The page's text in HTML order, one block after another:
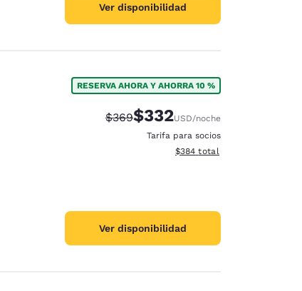
Ver disponibilidad
RESERVA AHORA Y AHORRA 10 %
Precio tachado:
$369Precio con descuento:
$332USD/noche
Tarifa para socios
Ver detalles del total
$384 total
Ver disponibilidad